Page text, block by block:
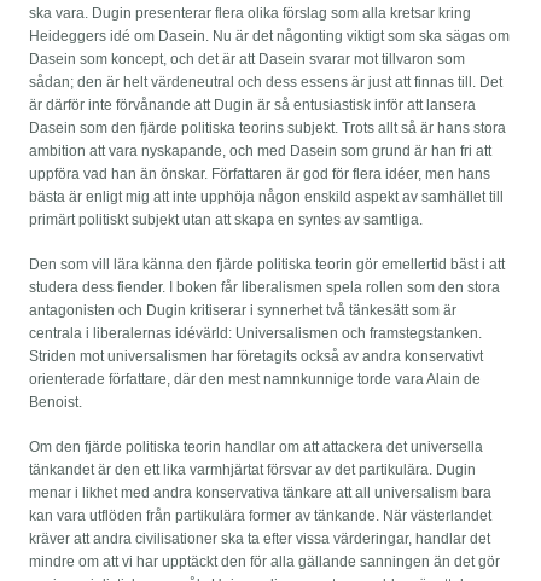
ska vara. Dugin presenterar flera olika förslag som alla kretsar kring
Heideggers idé om Dasein. Nu är det någonting viktigt som ska sägas om
Dasein som koncept, och det är att Dasein svarar mot tillvaron som
sådan; den är helt värdeneutral och dess essens är just att finnas till. Det
är därför inte förvånande att Dugin är så entusiastisk inför att lansera
Dasein som den fjärde politiska teorins subjekt. Trots allt så är hans stora
ambition att vara nyskapande, och med Dasein som grund är han fri att
uppföra vad han än önskar. Författaren är god för flera idéer, men hans
bästa är enligt mig att inte upphöja någon enskild aspekt av samhället till
primärt politiskt subjekt utan att skapa en syntes av samtliga.
Den som vill lära känna den fjärde politiska teorin gör emellertid bäst i att
studera dess fiender. I boken får liberalismen spela rollen som den stora
antagonisten och Dugin kritiserar i synnerhet två tänkesätt som är
centrala i liberalernas idévärld: Universalismen och framstegstanken.
Striden mot universalismen har företagits också av andra konservativt
orienterade författare, där den mest namnkunnige torde vara Alain de
Benoist.
Om den fjärde politiska teorin handlar om att attackera det universella
tänkandet är den ett lika varmhjärtat försvar av det partikulära. Dugin
menar i likhet med andra konservativa tänkare att all universalism bara
kan vara utflöden från partikulära former av tänkande. När västerlandet
kräver att andra civilisationer ska ta efter vissa värderingar, handlar det
mindre om att vi har upptäckt den för alla gällande sanningen än det gör